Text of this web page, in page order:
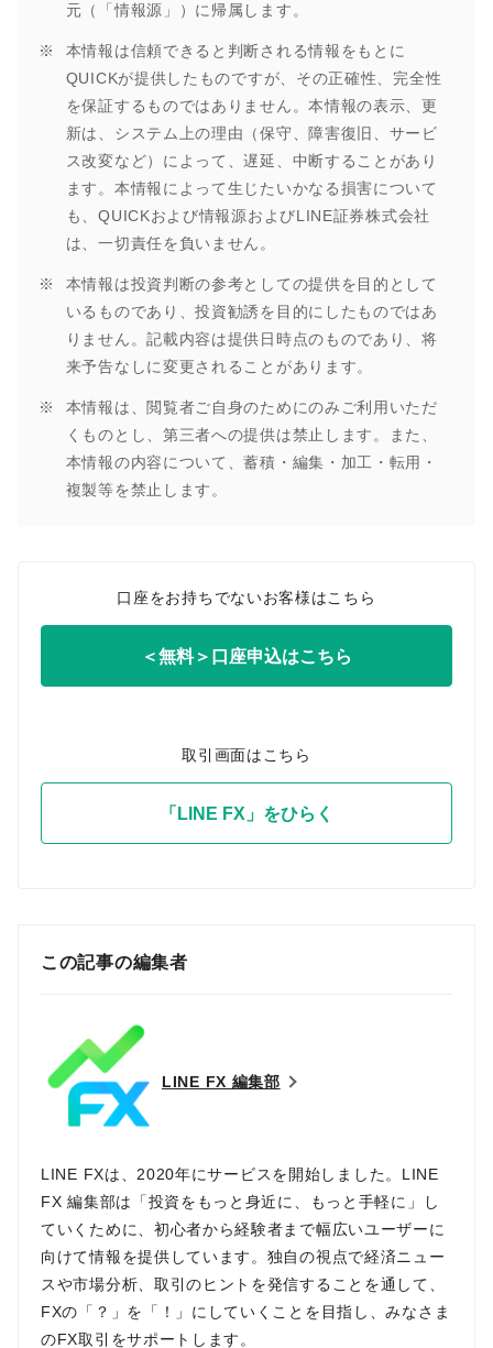
元（「情報源」）に帰属します。
本情報は信頼できると判断される情報をもとに
QUICKが提供したものですが、その正確性、完全性
を保証するものではありません。本情報の表示、更
新は、システム上の理由（保守、障害復旧、サービ
ス改変など）によって、遅延、中断することがあり
ます。本情報によって生じたいかなる損害について
も、QUICKおよび情報源およびLINE証券株式会社
は、一切責任を負いません。
本情報は投資判断の参考としての提供を目的として
いるものであり、投資勧誘を目的にしたものではあ
りません。記載内容は提供日時点のものであり、将
来予告なしに変更されることがあります。
本情報は、閲覧者ご自身のためにのみご利用いただ
くものとし、第三者への提供は禁止します。また、
本情報の内容について、蓄積・編集・加工・転用・
複製等を禁止します。
口座をお持ちでないお客様はこちら
＜無料＞口座申込はこちら
取引画面はこちら
「LINE FX」をひらく
この記事の編集者
LINE FX 編集部
LINE FXは、2020年にサービスを開始しました。LINE
FX 編集部は「投資をもっと身近に、もっと手軽に」し
ていくために、初心者から経験者まで幅広いユーザーに
向けて情報を提供しています。独自の視点で経済ニュー
スや市場分析、取引のヒントを発信することを通して、
FXの「？」を「！」にしていくことを目指し、みなさま
のFX取引をサポートします。